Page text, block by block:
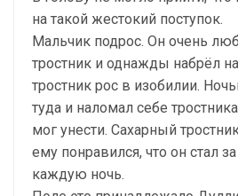
на такой жестокий поступок.
Мальчик подрос. Он очень
тростник и однажды набрёл
тростник рос в изобилии.
туда и наломал себе
мог унести. Сахарный
ему понравился, что он стал
каждую ночь.